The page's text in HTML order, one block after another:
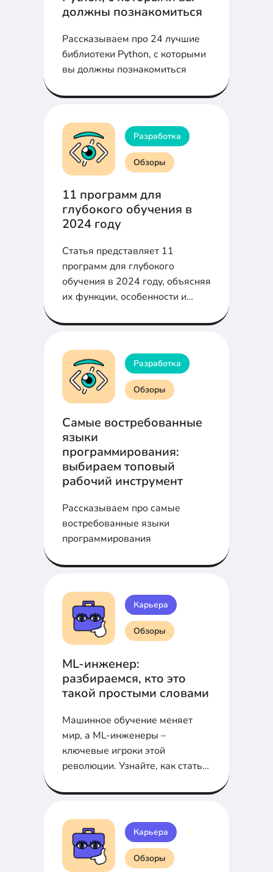
должны познакомиться
Рассказываем про 24 лучшие
библиотеки Python, с которыми
вы должны познакомиться
Разработка
Обзоры
11 программ для
глубокого обучения в
2024 году
Статья представляет 11
программ для глубокого
обучения в 2024 году, объясняя
их функции, особенности и
отраслях.
Разработка
Обзоры
Самые востребованные
языки
программирования:
выбираем топовый
рабочий инструмент
Рассказываем про самые
востребованные языки
программирования
Карьера
Обзоры
ML-инженер:
разбираемся, кто это
такой простыми словами
Машинное обучение меняет
мир, а ML-инженеры –
ключевые игроки этой
революции. Узнайте, как стать
что нужно знать и сколько
сфере.
Карьера
Обзоры